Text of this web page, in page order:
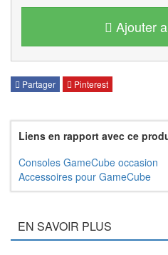
Ajouter
Partager Pinterest
Liens en rapport avec ce
Consoles GameCube occasion
Accessoires pour GameCube
EN SAVOIR PLUS